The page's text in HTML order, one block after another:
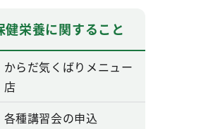
健栄養に関すること
からだ気くばりメニュー
店
各種講習会の申込